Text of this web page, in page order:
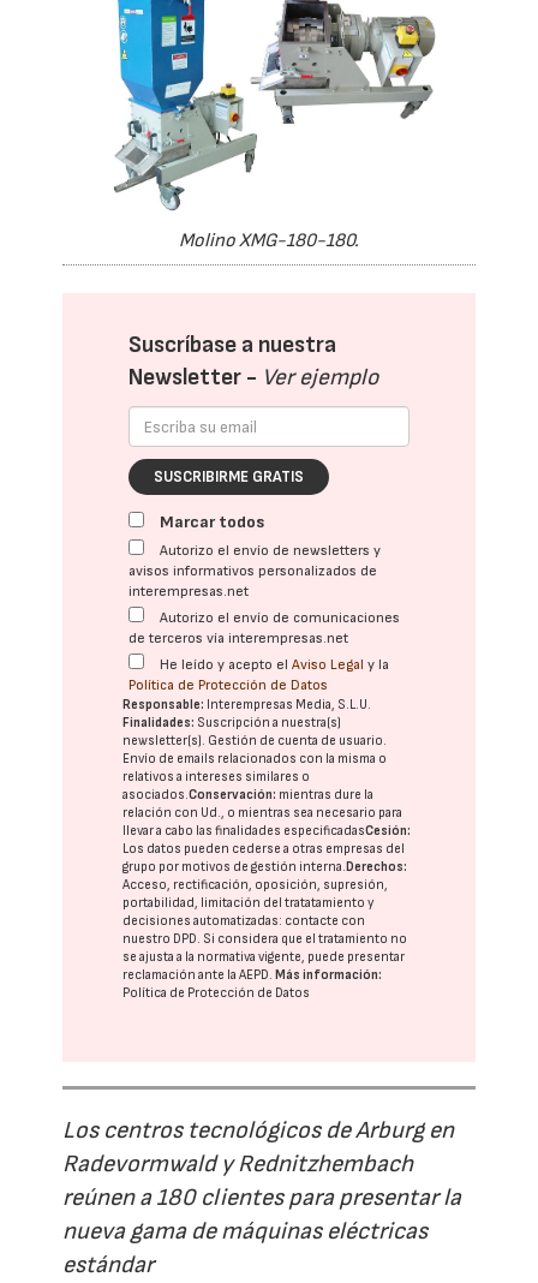
Molino XMG-180-180.
Suscríbase a nuestra
Newsletter - Ver ejemplo
SUSCRIBIRME GRATIS
Marcar todos
Autorizo el envío de newsletters y
avisos informativos personalizados de
interempresas.net
Autorizo el envío de comunicaciones
de terceros vía interempresas.net
He leído y acepto elAviso Legal y la
Política de Protección de Datos
Responsable: Interempresas Media, S.L.U.
Finalidades: Suscripción a nuestra(s)
newsletter(s). Gestión de cuenta de usuario.
Envío de emails relacionados con la misma o
relativos a intereses similares o
asociados.Conservación: mientras dure la
relación con Ud., o mientras sea necesario para
llevar a cabo las finalidades especificadasCesión:
Los datos pueden cederse a otras empresas del
grupo por motivos de gestión interna. Derechos:
Acceso, rectificación, oposición, supresión,
portabilidad, limitación del tratatamiento y
decisiones automatizadas: contacte con
nuestro DPD. Si considera que el tratamiento no
se ajusta a la normativa vigente, puede presentar
reclamación ante laAEPD. Más información:
Política de Protección de Datos
Los centros tecnológicos de Arburg en
Radevormwald y Rednitzhembach
reúnen a 180 clientes para presentar la
nueva gama de máquinas eléctricas
estándar